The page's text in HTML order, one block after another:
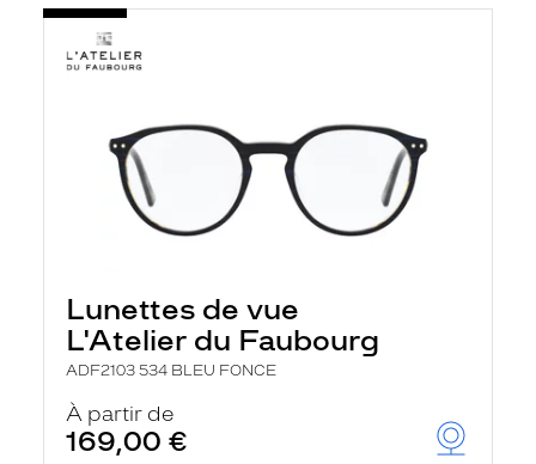
Lunettes de vue
L'Atelier du Faubourg
ADF2103 534 BLEU FONCE
À partir de
169,00 €